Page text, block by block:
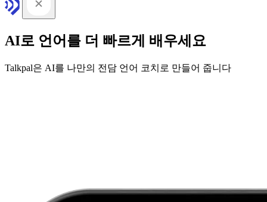
AI로 언어를 더 빠르게 배우세요
Talkpal은 AI를 나만의 전담 언어 코치로 만들어 줍니다